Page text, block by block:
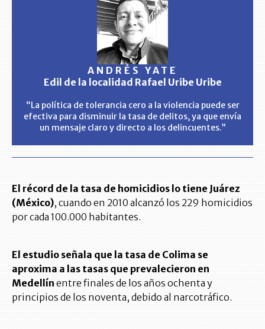
ANDRÉS YATE
Edil de la localidad Rafael Uribe Uribe
“La política de tolerancia cero a la violencia puede ser
efectiva para disminuir la tasa de delitos, ya que envía
un mensaje claro y directo a los delincuentes.”
El récord de la tasa de homicidios lo tiene Juárez
(México), cuando en 2010 alcanzó los 229 homicidios
por cada 100.000 habitantes.
El estudio señala que la tasa de Colima se
aproxima a las tasas que prevalecieron en
Medellín entre finales de los años ochenta y
principios de los noventa, debido al narcotráfico.